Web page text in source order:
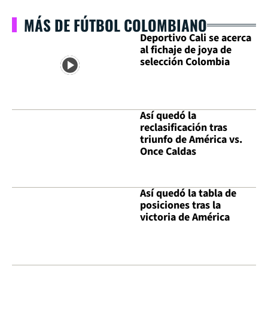
MÁS DE FÚTBOL COLOMBIANO
Deportivo Cali se acerca
al fichaje de joya de
selección Colombia
Así quedó la
reclasificación tras
triunfo de América vs.
Once Caldas
Así quedó la tabla de
posiciones tras la
victoria de América